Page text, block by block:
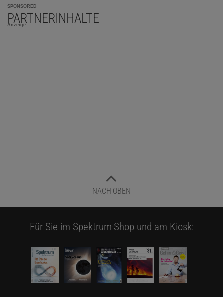
SPONSORED
PARTNERINHALTE
Anzeige
NACH OBEN
Für Sie im Spektrum-Shop und am Kiosk: